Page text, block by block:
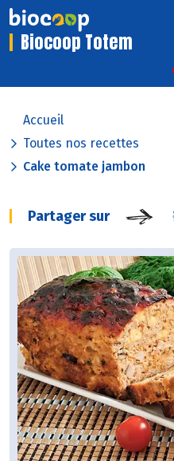
Biocoop Totem
Accueil
Toutes nos recettes
Cake tomate jambon
Partager sur